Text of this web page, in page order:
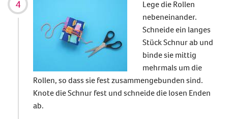
Lege die Rollen
nebeneinander.
Schneide ein langes
Stück Schnur ab und
binde sie mittig
mehrmals um die
Rollen, so dass sie fest zusammengebunden sind.
Knote die Schnur fest und schneide die losen Enden
ab.